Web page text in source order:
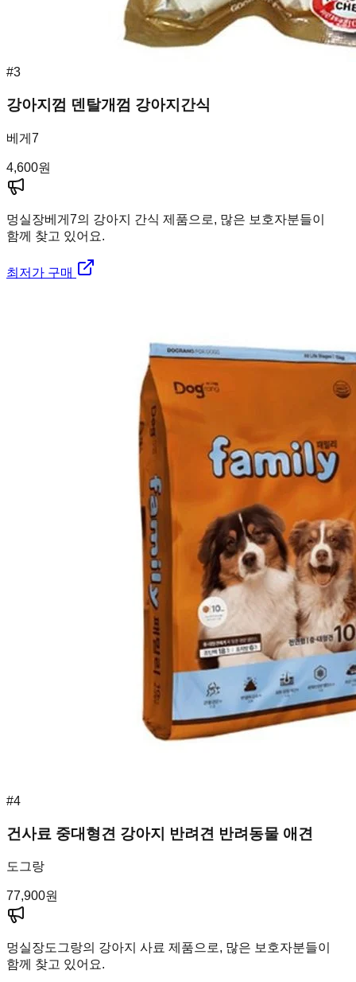
#3
강아지껌 덴탈개껌 강아지간식
베게7
4,600원
멍실장베게7의 강아지 간식 제품으로, 많은 보호자분들이
함께 찾고 있어요.
최저가 구매
#4
건사료 중대형견 강아지 반려견 반려동물 애견
도그랑
77,900원
멍실장도그랑의 강아지 사료 제품으로, 많은 보호자분들이
함께 찾고 있어요.